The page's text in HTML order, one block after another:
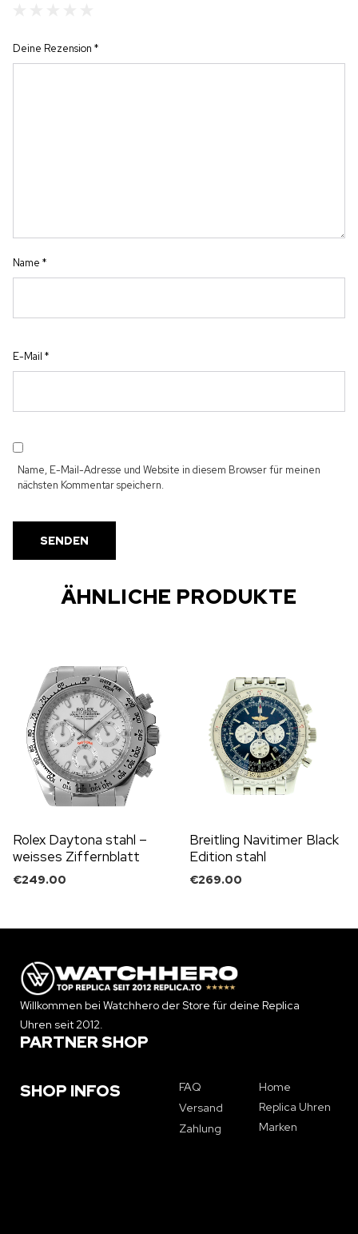
Deine Rezension *
Name *
E-Mail *
Name, E-Mail-Adresse und Website in diesem Browser für meinen
nächsten Kommentar speichern.
ÄHNLICHE PRODUKTE
Rolex Daytona stahl –
weisses Ziffernblatt
€249.00
Breitling Navitimer Black
Edition stahl
€269.00
Willkommen bei Watchhero der Store für deine Replica
Uhren seit 2012.
PARTNER SHOP
SHOP INFOS
FAQ
Versand
Zahlung
Home
Replica Uhren
Marken